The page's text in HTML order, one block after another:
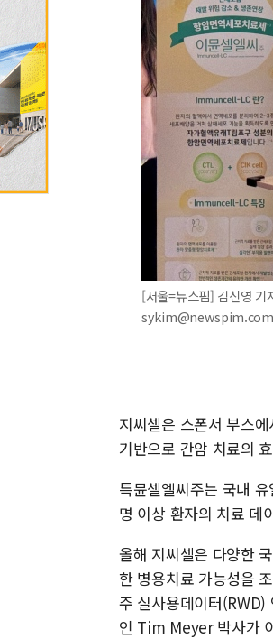
[서울=뉴스핌] 김신영
sykim@newspim.com
지씨셀은 스폰서 부스
기반으로 간암 치료의
특뮨셀엘씨주는 국내
명 이상 환자의 치료 데
올해 지씨셀은 다양한
한 병용치료 가능성을
주 실사용데이터(RWD)
인 Tim Meyer 박사가